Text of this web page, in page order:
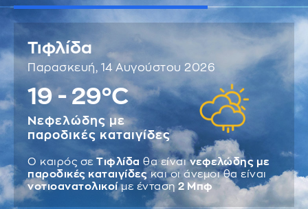
Τιφλίδα
Παρασκευή, 14 Αυγούστου 2026
19 - 29°C
Νεφελώδης με
παροδικές καταιγίδες
Ο καιρός σε Τιφλίδα θα είναινεφελώδης με
παροδικές καταιγίδες και οι άνεμοι θα είναι
νοτιοανατολικοίμε ένταση 2 Μπφ